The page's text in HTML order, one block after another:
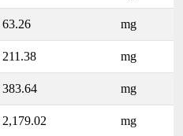
63.26 mg
211.38 mg
383.64 mg
2,179.02 mg